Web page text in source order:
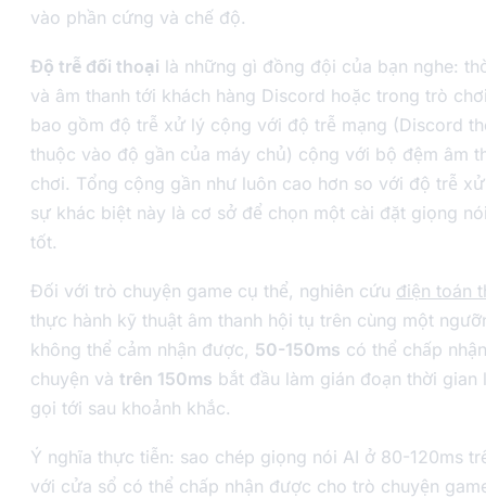
vào phần cứng và chế độ.
Độ trễ đối thoại là những gì đồng đội của bạn nghe:
và âm thanh tới khách hàng Discord hoặc trong trò
bao gồm độ trễ xử lý cộng với độ trễ mạng (Discord
thuộc vào độ gần của máy chủ) cộng với bộ đệm âm
chơi. Tổng cộng gần như luôn cao hơn so với độ trễ
sự khác biệt này là cơ sở để chọn một cài đặt giọng
tốt.
Đối với trò chuyện game cụ thể, nghiên cứu điện toán
thực hành kỹ thuật âm thanh hội tụ trên cùng một
không thể cảm nhận được, 50-150ms có thể chấp
chuyện và trên 150ms bắt đầu làm gián đoạn thời gian
gọi tới sau khoảnh khắc.
Ý nghĩa thực tiễn: sao chép giọng nói AI ở 80-120ms
với cửa sổ có thể chấp nhận được cho trò chuyện